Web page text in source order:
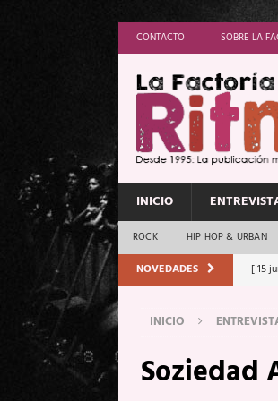
CONTACTO SOBRE LA
INICIO
ROCK HIP HOP & URBAN
NOVEDADES [ 15
[ 11
[ 1
INICIO
Soziedad